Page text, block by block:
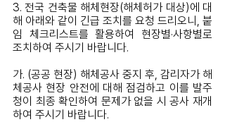
3. 전국 건축물 해체현장(해체허가 대상)에 대
해 아래와 같이 긴급 조치를 요청 드리오니, 붙
임 체크리스트를 활용하여 현장별·사항별로
조치하여 주시기 바랍니다.
가. (공공 현장) 해체공사 중지 후, 감리자가 해
체공사 현장 안전에 대해 점검하고 이를 발주
청이 최종 확인하여 문제가 없을 시 공사 재개
하여 주시기 바랍니다.